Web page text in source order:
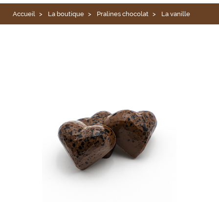
Accueil La boutique Pralines chocolat La vanille